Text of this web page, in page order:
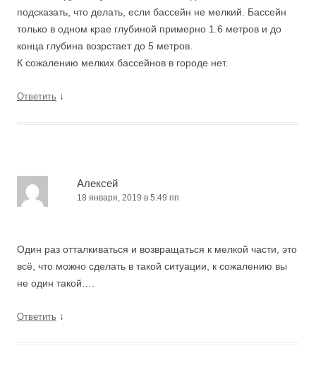
подсказать, что делать, если бассейн не мелкий. Бассейн
только в одном крае глубиной примерно 1.6 метров и до
конца глубина возрстает до 5 метров.
К сожалению мелких бассейнов в городе нет.
Ответить ↓
Алексей
18 января, 2019 в 5:49 пп
Один раз отталкиваться и возвращаться к мелкой части, это
всё, что можно сделать в такой ситуации, к сожалению вы
не один такой….
Ответить ↓